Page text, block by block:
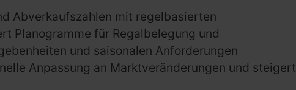
Abverkaufszahlen mit regelbasierten
Planogramme für Regalbelegung und
und saisonalen Anforderungen
Anpassung an Marktveränderungen und steigert